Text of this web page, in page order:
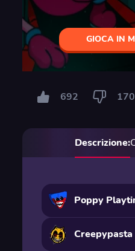
GIOCA IN
692 170
Descrizione:
Poppy
Creepypasta